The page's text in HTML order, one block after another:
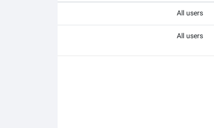
All users
All users